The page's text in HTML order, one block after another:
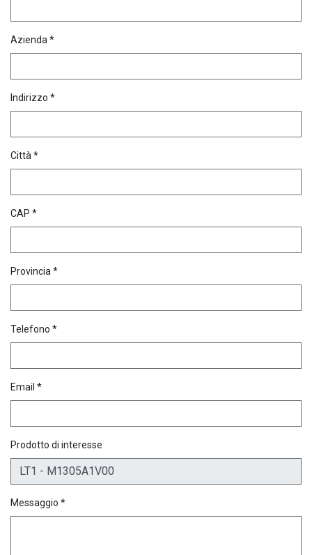
Azienda *
Indirizzo *
Città *
CAP *
Provincia *
Telefono *
Email *
Prodotto di interesse
Messaggio *